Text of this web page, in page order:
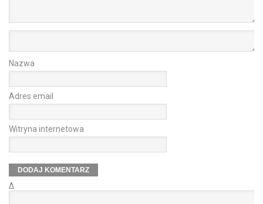
Nazwa
Adres email
Witryna internetowa
Δ